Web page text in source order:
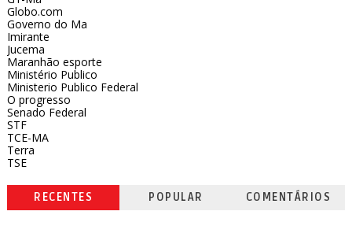
Globo.com
Governo do Ma
Imirante
Jucema
Maranhão esporte
Ministério Publico
Ministerio Publico Federal
O progresso
Senado Federal
STF
TCE-MA
Terra
TSE
RECENTES POPULAR COMENTÁRIOS